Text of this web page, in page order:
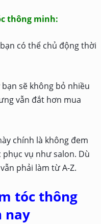
thông minh:
có thể chủ động thời
sẽ không bỏ nhiều
vẫn đắt hơn mua
chính là không đem
vụ như salon. Dù
phải làm từ A-Z.
tóc thông
nay